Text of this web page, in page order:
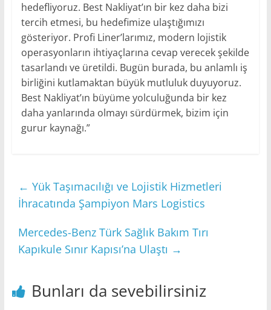
hedefliyoruz. Best Nakliyat’ın bir kez daha bizi
tercih etmesi, bu hedefimize ulaştığımızı
gösteriyor. Profi Liner’larımız, modern lojistik
operasyonların ihtiyaçlarına cevap verecek şekilde
tasarlandı ve üretildi. Bugün burada, bu anlamlı iş
birliğini kutlamaktan büyük mutluluk duyuyoruz.
Best Nakliyat’ın büyüme yolculuğunda bir kez
daha yanlarında olmayı sürdürmek, bizim için
gurur kaynağı.”
← Yük Taşımacılığı ve Lojistik Hizmetleri
İhracatında Şampiyon Mars Logistics
Mercedes-Benz Türk Sağlık Bakım Tırı
Kapıkule Sınır Kapısı’na Ulaştı →
Bunları da sevebilirsiniz